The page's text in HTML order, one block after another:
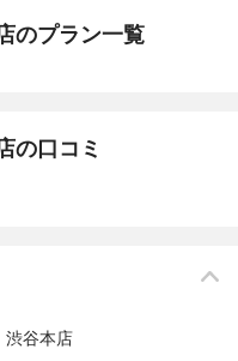
のプラン一覧
の口コミ
谷本店